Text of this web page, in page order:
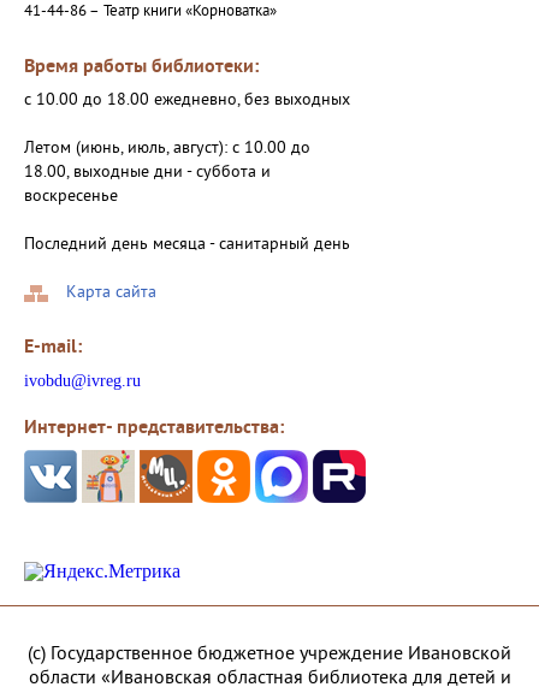
41-44-86 – Театр книги «Корноватка»
Время работы библиотеки:
с 10.00 до 18.00 ежедневно, без выходных
Летом (июнь, июль, август): с 10.00 до
18.00, выходные дни - суббота и
воскресенье
Последний день месяца - санитарный день
Карта сайта
E-mail:
ivobdu@ivreg.ru
Интернет- представительства:
(с) Государственное бюджетное учреждение Ивановской
области «Ивановская областная библиотека для детей и